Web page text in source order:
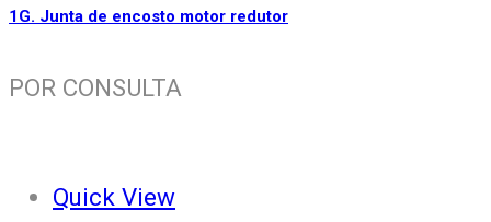
1G. Junta de encosto motor redutor
POR CONSULTA
Quick View